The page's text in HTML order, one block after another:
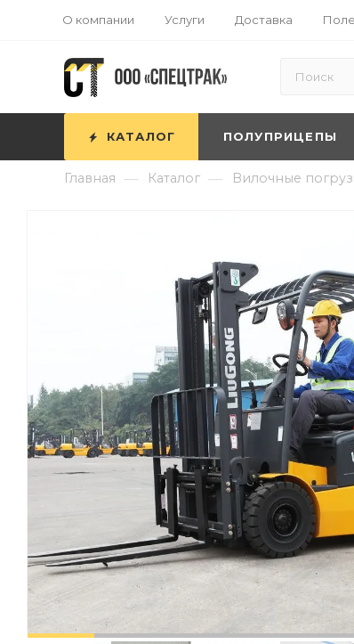
О компании Услуги Доставка
КАТАЛОГ ПОЛУПРИЦЕПЫ
Главная — Каталог — Вилочные